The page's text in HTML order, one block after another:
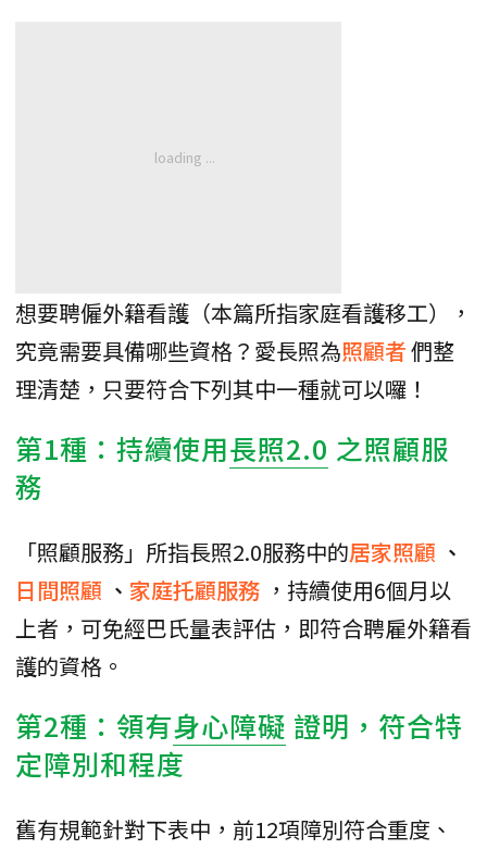
想要聘僱外籍看護（本篇所指家庭看護移工），
究竟需要具備哪些資格？愛長照為照顧者們整
理清楚，只要符合下列其中一種就可以囉！
第1種：持續使用長照2.0 之照顧服
務
「照顧服務」所指長照2.0服務中的居家照顧 、
日間照顧 、 家庭托顧服務 ，持續使用6個月以
上者，可免經巴氏量表評估，即符合聘雇外籍看
護的資格。
第2種：領有身心障礙 證明，符合特
定障別和程度
舊有規範針對下表中，前12項障別符合重度、